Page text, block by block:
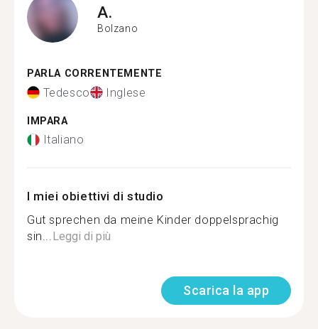
A.
Bolzano
PARLA CORRENTEMENTE
Tedesco Inglese
IMPARA
Italiano
I miei obiettivi di studio
Gut sprechen da meine Kinder doppelsprachig
sin...Leggi di più
Scarica la app